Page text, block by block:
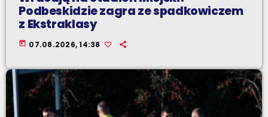
Podbeskidzie zagra ze spadkowiczem
z Ekstraklasy
today 07.08.2026, 14:38